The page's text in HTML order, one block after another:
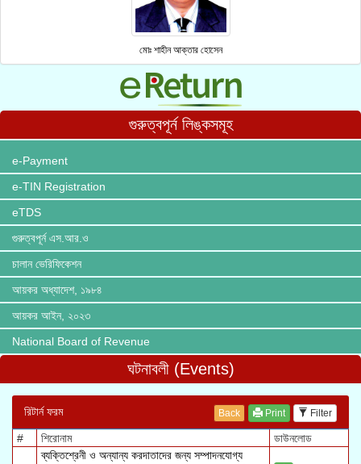
মোঃ শাহীন আক্তার হোসেন
গুরুত্বপূর্ন লিঙ্কসমূহ
e-Payment
e-TIN Registration
eTDS
গুরুত্বপূর্ন এস.আর.ও
চালান ভেরিফিকেশন
আয়কর অধ্যাদেশ, ১৯৮৪
আয়কর আইন, ২০২৩
National Board of Revenue
ঘটনাবলী (Events)
রিটার্ন ফরম Back Print Filter
ব্যক্তিশ্রেনী ও অন্যান্য করদাতাদের জন্য সম্পাদনযোগ্য